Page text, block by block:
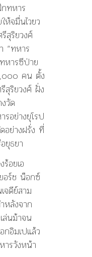
กทหาร
จมื่นไวยว
สุริยวงศ์
“ทหาร
หารซีป่าย
๐๐๐ คน ตั้ง
สุริยวงศ์ ฝั่ง
วัด
อย่างยุโรป
อย่างฝรั่ง ที่
ยุธยา
อยเอ
อร์ช น็อกซ์
จดีย์สาม
หลังจาก
ล่นม้าจน
กอิมเปแล้ว
ารวังหน้า